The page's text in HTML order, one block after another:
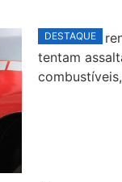
DESTAQUE